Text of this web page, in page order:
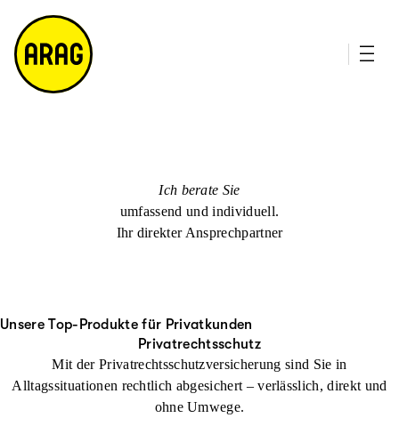
m
a
p
Ich berate Sie
umfassend und individuell.
Ihr direkter Ansprechpartner
Unsere Top-Produkte für Privatkunden
Privatrechtsschutz
Mit der Privatrechtsschutzversicherung sind Sie in
Alltagssituationen rechtlich abgesichert – verlässlich, direkt und
ohne Umwege.